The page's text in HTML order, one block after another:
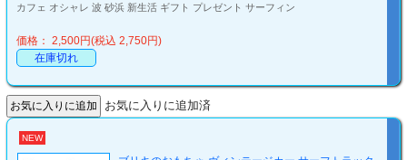
カフェ オシャレ 波 砂浜 新生活 ギフト プレゼント サーフィン
価格： 2,500円(税込 2,750円)
在庫切れ
お気に入りに追加済
NEW